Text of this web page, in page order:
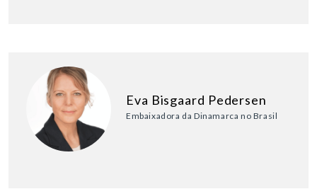
Eva Bisgaard Pedersen
Embaixadora da Dinamarca no Brasil